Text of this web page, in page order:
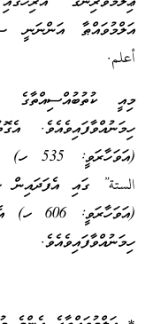
އަލްމުވައްޠާ އަންނަނީ
أعلم.
މިއީ ކުތުބުއްސިއްތާގެ
ހިމަނުއްވާފައިވެއެވެ.
الستة” ގައި އެފަދައިން
ހިމަނުއްވާފައިވެއެވެ.